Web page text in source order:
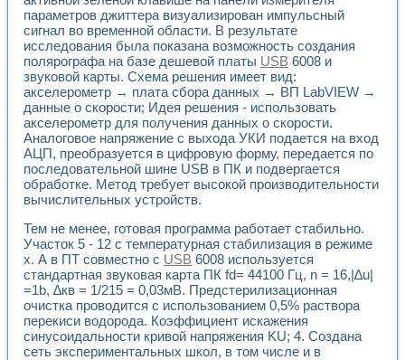
Лабораторный практикум по основам теории Коммутации
Разработка виртуальной лабораторной работы
Виртуальные практикумы по электротехнике в среде
Из опыта внедрения в рамках национального проекта
Исследование эффективности решателей
Опыт разработки LabVIEW лабораторных практикумов
Проблемы повышения качества образования и
Развитие LabVIEW лабораторного практикума по
Разработка виртуальной лаборатории по электротехнике
Усовершенствованные алгоритмы частотного анализа
Об опыте работы учебного центра «Технологии
Технологии NI в магистерской программе «Прикладная
Автоматизированный стенд формирования
Лабораторный практикум по курсу ИИС на базе
Партнеры
Академические и отраслевые институты
Учебные заведения
Бизнес
Контакты
параметров джиттера визуализирован импульсный
сигнал во временной области. В результате
исследования была показана возможность создания
полярографа на базе дешевой платы USB 6008 и
звуковой карты. Схема решения имеет вид:
акселерометр → плата сбора данных → ВП LabVIEW →
данные о скорости; Идея решения - использовать
акселерометр для получения данных о скорости.
Аналоговое напряжение с выхода УКИ подается на вход
АЦП, преобразуется в цифровую форму, передается по
последовательной шине USB в ПК и подвергается
обработке. Метод требует высокой производительности
вычислительных устройств.
Тем не менее, готовая программа работает стабильно.
Участок 5 - 12 с температурная стабилизация в режиме
х. А в ПТ совместно с USB 6008 используется
стандартная звуковая карта ПК fd= 44100 Гц, n = 16,|∆u|
=1b, ∆кв = 1/215 = 0,03мВ. Предстерилизационная
очистка проводится с использованием 0,5% раствора
перекиси водорода. Коэффициент искажения
синусоидальности кривой напряжения KU; 4. Создана
сеть экспериментальных школ, в том числе и в